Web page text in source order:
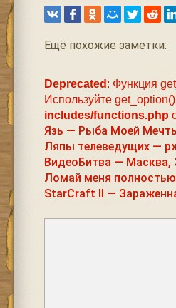
Ещё похожие заметки:
Deprecated : Функция
Используйте
includes/functions.php
Язь — Рыба Моей
Ляпы телеведущих —
ВидеоБитва — Масква,
Ломай меня
StarCraft II —